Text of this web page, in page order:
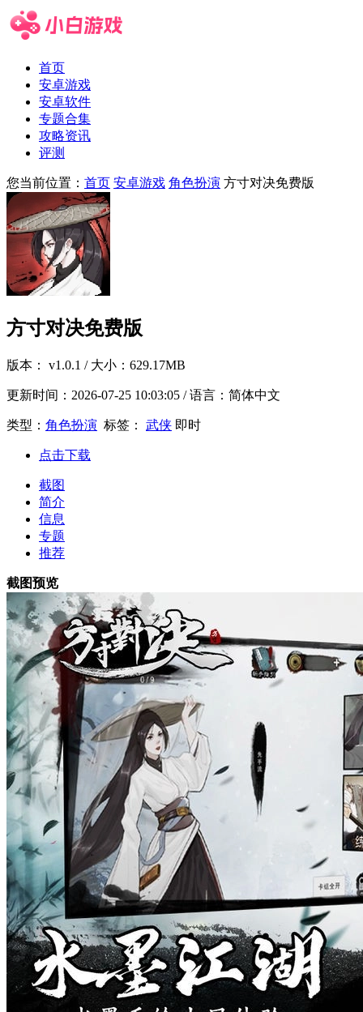
首页
安卓游戏
安卓软件
专题合集
攻略资讯
评测
您当前位置： 首页 安卓游戏 角色扮演 方寸对决免费版
方寸对决免费版
版本： v1.0.1 / 大小：629.17MB
更新时间： 2026-07-25 10:03:05 / 语言：简体中文
类型： 角色扮演 标签： 武侠 即时
点击下载
截图
简介
信息
专题
推荐
截图预览